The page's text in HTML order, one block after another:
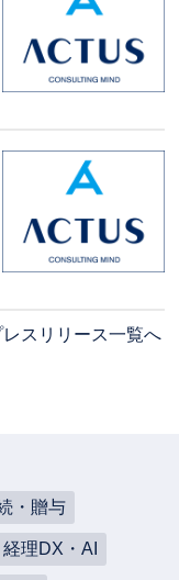
スリリース一覧へ
・贈与
経理DX・AI